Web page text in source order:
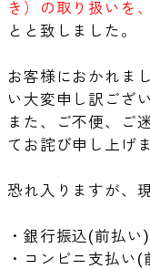
き）の取り扱いを
とと致しました。
お客様におかれま
い大変申し訳ござ
また、ご不便、ご
てお詫び申し上げま
恐れ入りますが、
・銀行振込(前払い)
・コンビニ支払い(